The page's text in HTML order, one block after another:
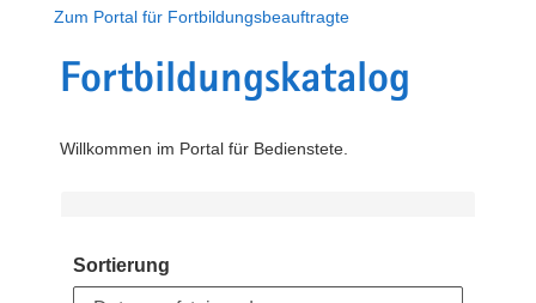
Zum Portal für Fortbildungsbeauftragte
Fortbildungskatalog
Willkommen im Portal für Bedienstete.
Sortierung